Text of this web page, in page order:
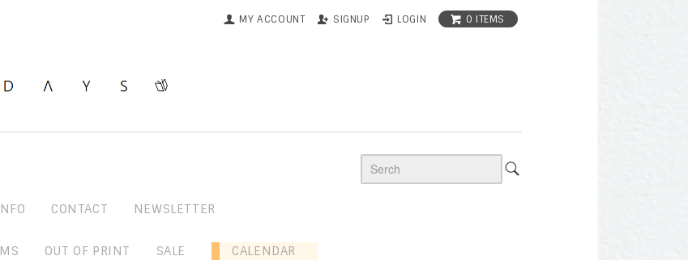
MY ACCOUNT SIGNUP LOGIN 0 ITEMS
CONTACT NEWSLETTER
OUT OF PRINT SALE CALENDAR